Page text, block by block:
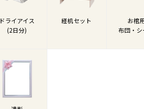
ドライアイス
(2日分)
経机セット
お棺
布団・シ